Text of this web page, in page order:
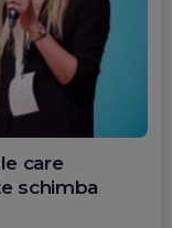
care
schimba